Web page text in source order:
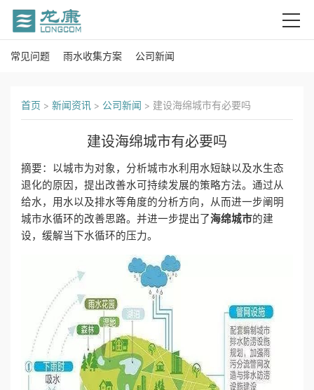
首
关
我
们
常见问题 雨水收集方案 公司新闻
首页 > 新闻资讯 > 公司新闻 > 建设海绵城市有必要吗
建设海绵城市有必要吗
摘要：以城市为对象，分析城市水利用水短缺以及水生态
退化的原因，提出改善水可持续发展的策略方法。通过从
给水，用水以及排水等角度的分析方向，从而进一步阐明
城市水循环的改善思路。并进一步提出了海绵城市的建
设，缓解当下水循环的压力。